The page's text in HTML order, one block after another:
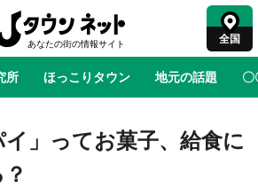
全国
所 ほっこりタウン 地元の話題 〇
あの時はありがとう 物語がはじ
イ」ってお菓子、給食に